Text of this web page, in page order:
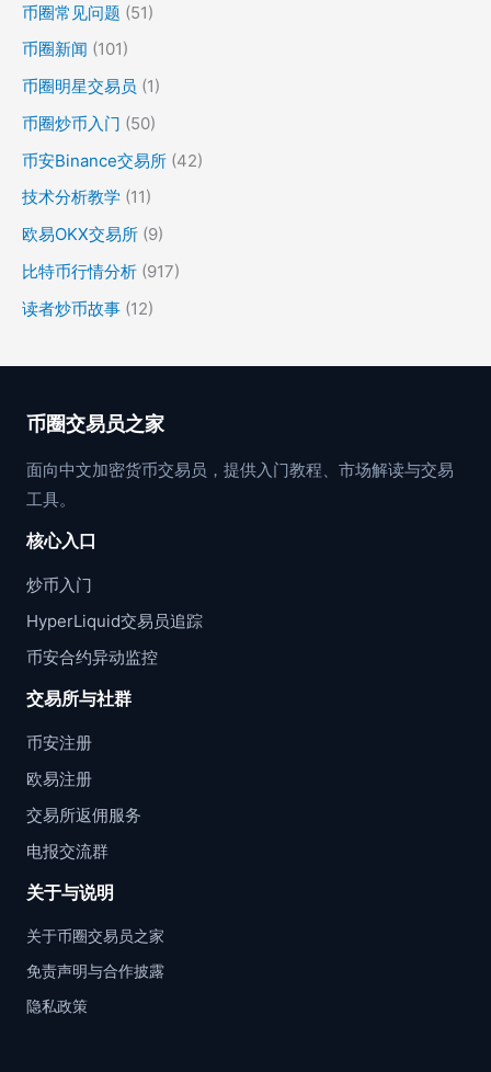
币圈常见问题 (51)
币圈新闻 (101)
币圈明星交易员 (1)
币圈炒币入门 (50)
币安Binance交易所 (42)
技术分析教学 (11)
欧易OKX交易所 (9)
比特币行情分析 (917)
读者炒币故事 (12)
币圈交易员之家
面向中文加密货币交易员，提供入门教程、市场解读与交易
工具。
核心入口
炒币入门
HyperLiquid交易员追踪
币安合约异动监控
交易所与社群
币安注册
欧易注册
交易所返佣服务
电报交流群
关于与说明
关于币圈交易员之家
免责声明与合作披露
隐私政策